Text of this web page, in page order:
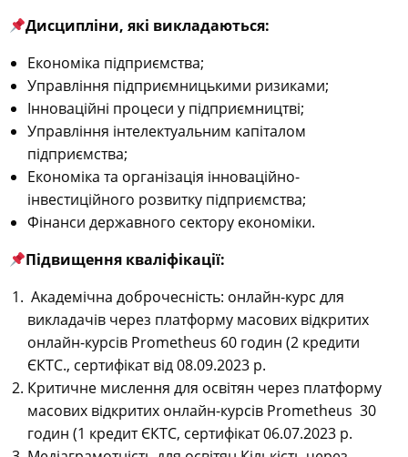
Дисципліни, які викладаються:
Економіка підприємства;
Управління підприємницькими ризиками;
Інноваційні процеси у підприємництві;
Управління інтелектуальним капіталом
підприємства;
Економіка та організація інноваційно-
інвестиційного розвитку підприємства;
Фінанси державного сектору економіки.
Підвищення кваліфікації:
Академічна доброчесність: онлайн-курс для
викладачів через платформу масових відкритих
онлайн-курсів Prometheus 60 годин (2 кредити
ЄКТС., сертифікат від 08.09.2023 р.
Критичне мислення для освітян через платформу
масових відкритих онлайн-курсів Prometheus 30
годин (1 кредит ЄКТС, сертифікат 06.07.2023 р.